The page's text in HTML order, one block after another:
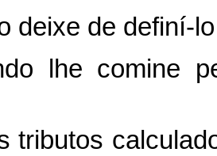
deixe de definí-
lhe comine
tributos